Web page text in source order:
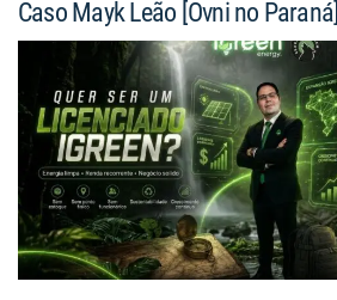
Caso Mayk Leão [Ovni no Paraná]